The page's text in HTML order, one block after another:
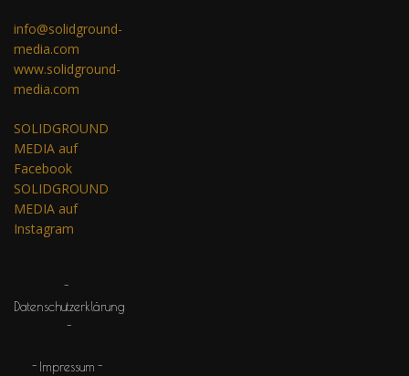
info@solidground-
media.com
www.solidground-
media.com
SOLIDGROUND
MEDIA auf
Facebook
SOLIDGROUND
MEDIA auf
Instagram
Datenschutzerklärung
Impressum